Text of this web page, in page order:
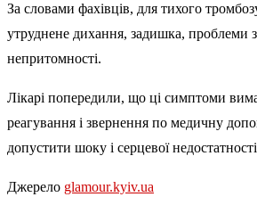
За словами фахівців, для тихого
утруднене дихання, задишка, проблеми
непритомності.
Лікарі попередили, що ці симптоми
реагування і звернення по медичну
допустити шоку і серцевої
Джерело glamour.kyiv.ua